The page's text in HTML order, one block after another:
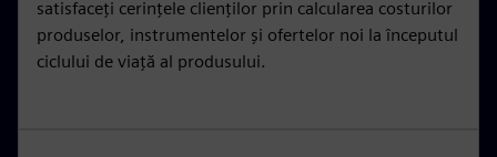
satisfaceți cerințele clienților prin calcularea costurilor
produselor, instrumentelor și ofertelor noi la începutul
ciclului de viață al produsului.